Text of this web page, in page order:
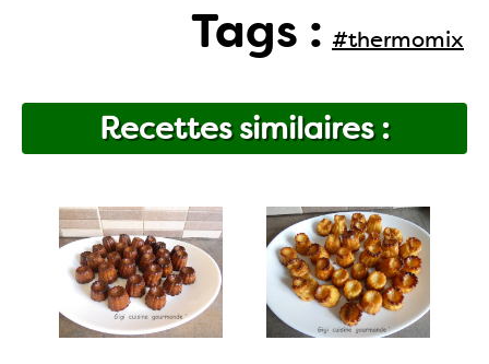
Tags : #thermomix
Recettes similaires :